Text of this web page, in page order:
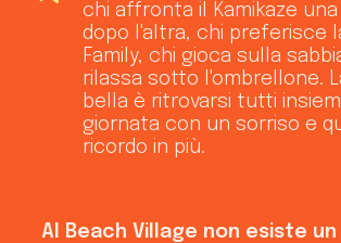
chi affronta il Kamikaze
dopo l'altra, chi preferisce
Family, chi gioca sulla
rilassa sotto l'ombrellone.
bella è ritrovarsi tutti
giornata con un sorriso e
ricordo in più.
Al Beach Village non esiste